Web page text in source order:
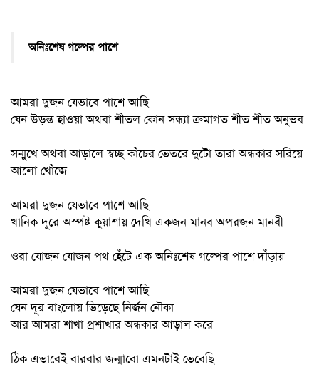
অনিঃশেষ গল্পের পাশে
আমরা দুজন যেভাবে পাশে আছি
যেন উড়ন্ত হাওয়া অথবা শীতল কোন সন্ধ্যা ক্রমাগত শীত শীত অনুভব
সন্মুখে অথবা আড়ালে স্বচ্ছ কাঁচের ভেতরে দুটো তারা অন্ধকার সরিয়ে
আলো খোঁজে
আমরা দুজন যেভাবে পাশে আছি
খানিক দূরে অস্পষ্ট কুয়াশায় দেখি একজন মানব অপরজন মানবী
ওরা যোজন যোজন পথ হেঁটে এক অনিঃশেষ গল্পের পাশে দাঁড়ায়
আমরা দুজন যেভাবে পাশে আছি
যেন দূর বাংলোয় ভিড়েছে নির্জন নৌকা
আর আমরা শাখা প্রশাখার অন্ধকার আড়াল করে
ঠিক এভাবেই বারবার জন্মাবো এমনটাই ভেবেছি